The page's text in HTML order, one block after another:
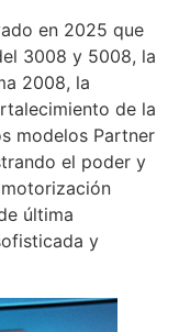
en 2025 que
3008 y 5008, la
2008, la
de la
modelos Partner
el poder y
última
y